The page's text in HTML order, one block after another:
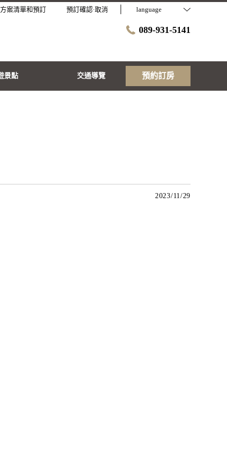
方案清單和預訂 預訂確認·取消 language
089-931-5141
景點 交通導覽 預約訂房
2023/11/29